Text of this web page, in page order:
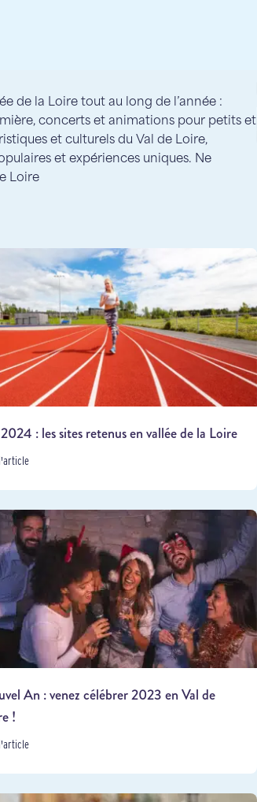
de la Loire tout au long de l’année :
concerts et animations pour petits et
et culturels du Val de Loire,
et expériences uniques. Ne
Loire
: les sites retenus en vallée de la Loire
An : venez célébrer 2023 en Val de
!